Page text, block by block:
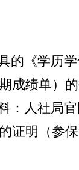
的《学历学
成绩单）
：人社局
证明
（参